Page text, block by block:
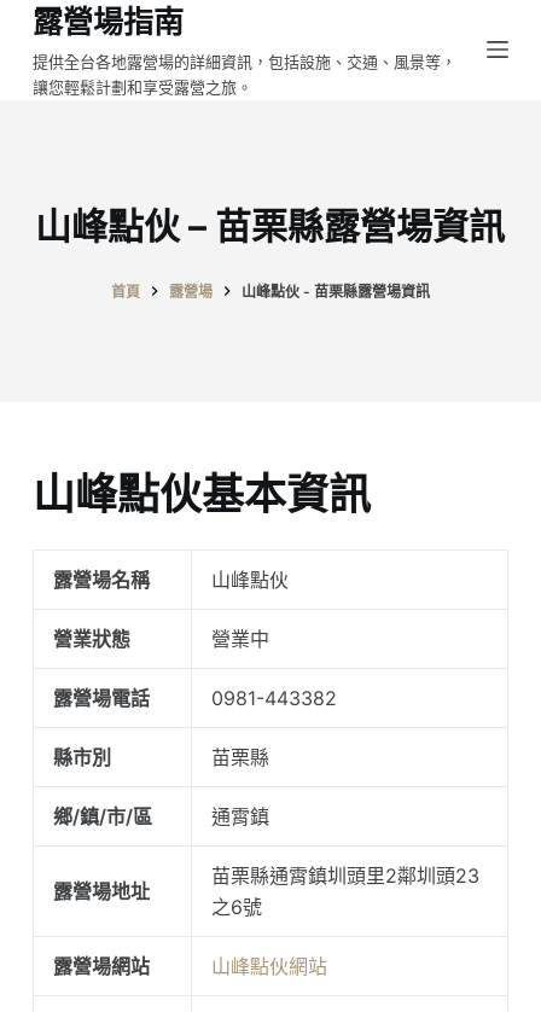
跳
至
主
露營場指南
提供全台各地露營場的詳細資訊，包括設施、交通、風景等，
讓您輕鬆計劃和享受露營之旅。
山峰點伙 – 苗栗縣露營場資訊
首頁 露營場 山峰點伙 - 苗栗縣露營場資訊
山峰點伙基本資訊
露營場名稱 山峰點伙
營業狀態 營業中
露營場電話 0981-443382
縣市別 苗栗縣
鄉/鎮/市/區 通霄鎮
露營場地址
苗栗縣通霄鎮圳頭里2鄰圳頭23
之6號
露營場網站 山峰點伙網站